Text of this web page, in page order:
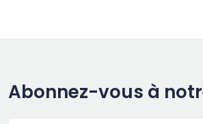
Abonnez-vous à